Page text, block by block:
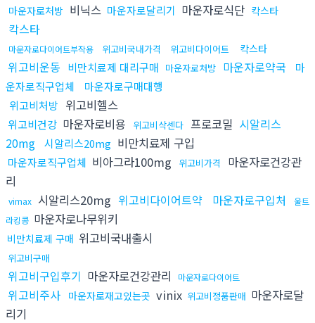
마운자로처방 비닉스 마운자로달리기 마운자로식단 칵스타
칵스타
마운자로다이어트부작용 위고비국내가격 위고비다이어트 칵스타
위고비운동 비만치료제 대리구매 마운자로처방 마운자로약국
마
운자로직구업체
마운자로구매대행
위고비처방 위고비헬스
위고비건강 마운자로비용 위고비삭센다 프로코밀 시알리스
20mg
시알리스20mg 비만치료제 구입
마운자로직구업체 비아그라100mg 위고비가격
마운자로건강관
리
vimax 시알리스20mg 위고비다이어트약 마운자로구입처
울트
라킹콩 마운자로나무위키
비만치료제 구매 위고비국내출시
위고비구매
위고비구입후기 마운자로건강관리 마운자로다이어트
위고비주사 마운자로재고있는곳 vinix 위고비정품판매 마운자로달
리기